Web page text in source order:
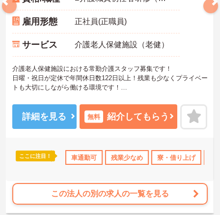
託児所・育児補助 日勤のみ 年間休日110日以上 産休･育休･介
雇用形態 正社員(正職員)
サービス 介護老人保健施設（老健）
介護老人保健施設における常勤介護スタッフ募集です！
日曜・祝日が定休で年間休日数122日以上！残業も少なくプライベー
トも大切にしながら働ける環境です！
すのでお気軽にご相談ください。
詳細を見る 無料 紹介してもらう
ここに注目！ 車通勤可 残業少なめ 寮・借り上げ
この法人の別の求人の一覧を見る